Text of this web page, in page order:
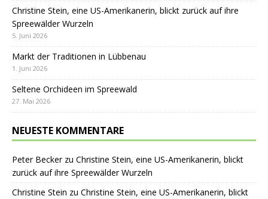
Christine Stein, eine US-Amerikanerin, blickt zurück auf ihre
Spreewälder Wurzeln
5. Juni 2026
Markt der Traditionen in Lübbenau
1. Juni 2026
Seltene Orchideen im Spreewald
27. Mai 2026
NEUESTE KOMMENTARE
Peter Beckerzu Christine Stein, eine US-Amerikanerin, blickt
zurück auf ihre Spreewälder Wurzeln
Christine Stein zu Christine Stein, eine US-Amerikanerin, blickt